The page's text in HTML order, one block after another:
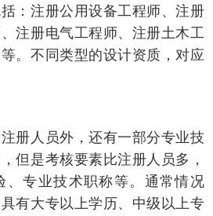
：注册公用设备工程师、注册
注册电气工程师、注册土木工
。不同类型的设计资质，对应
册人员外，还有一部分专业技
但是考核要素比注册人员多，
、专业技术职称等。通常情况
有大专以上学历、中级以上专